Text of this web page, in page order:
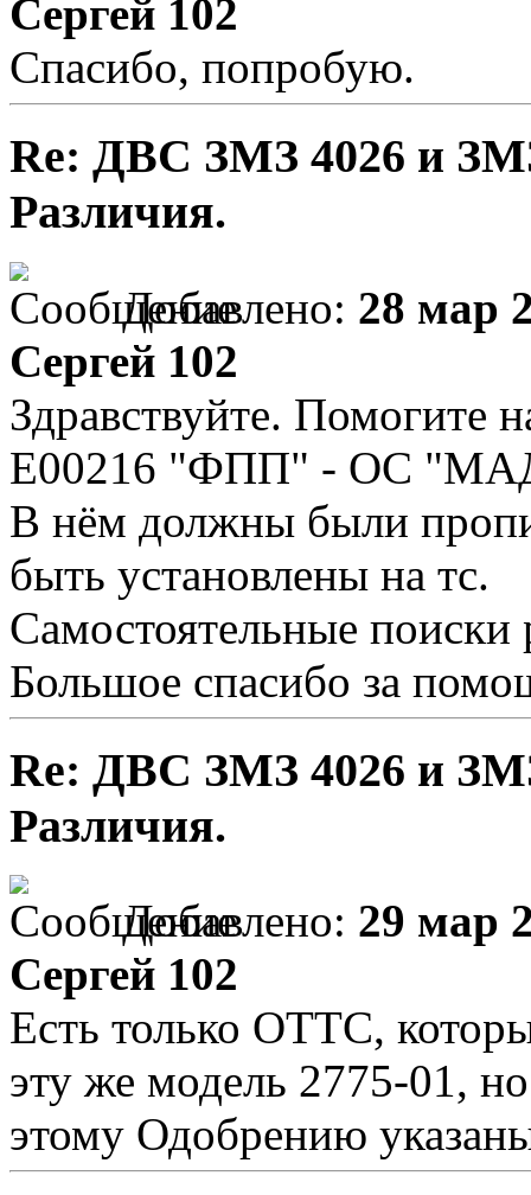
Сергей 102
Спасибо, попробую.
Re: ДВС ЗМЗ 4026 и
Различия.
Добавлено: 28 мар
Сергей 102
Здравствуйте.
E00216 "ФПП" - ОС
В нём должны были
быть установлены на тс.
Самостоятельные поиски
Большое спасибо за
Re: ДВС ЗМЗ 4026 и
Различия.
Добавлено: 29 мар
Сергей 102
Есть только ОТТС,
эту же модель 2775-01,
этому Одобрению